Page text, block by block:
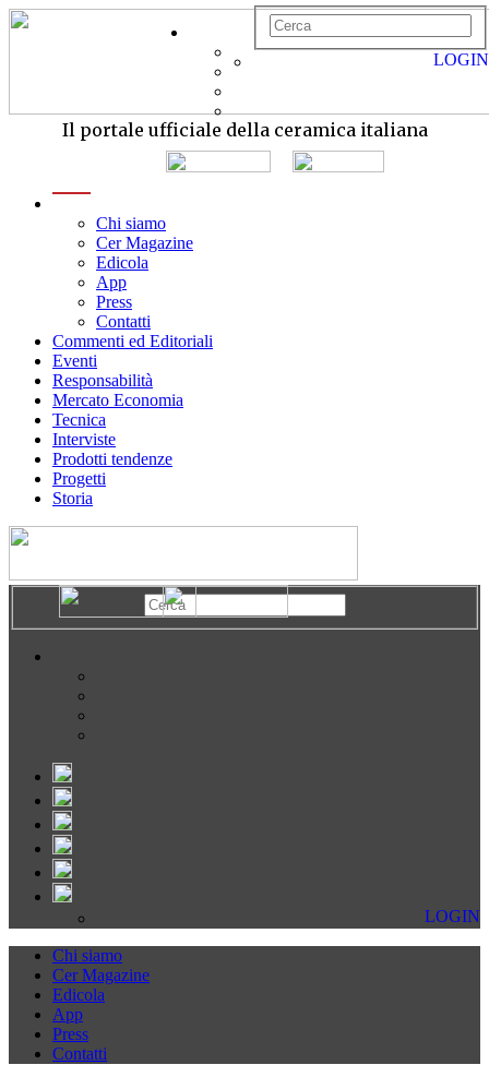
Il portale ufficiale della ceramica italiana
Chi siamo
Cer Magazine
Edicola
App
Press
Contatti
Commenti ed Editoriali
Eventi
Responsabilità
Mercato Economia
Tecnica
Interviste
Prodotti tendenze
Progetti
Storia
LOGIN
LOGIN
Chi siamo
Cer Magazine
Edicola
App
Press
Contatti